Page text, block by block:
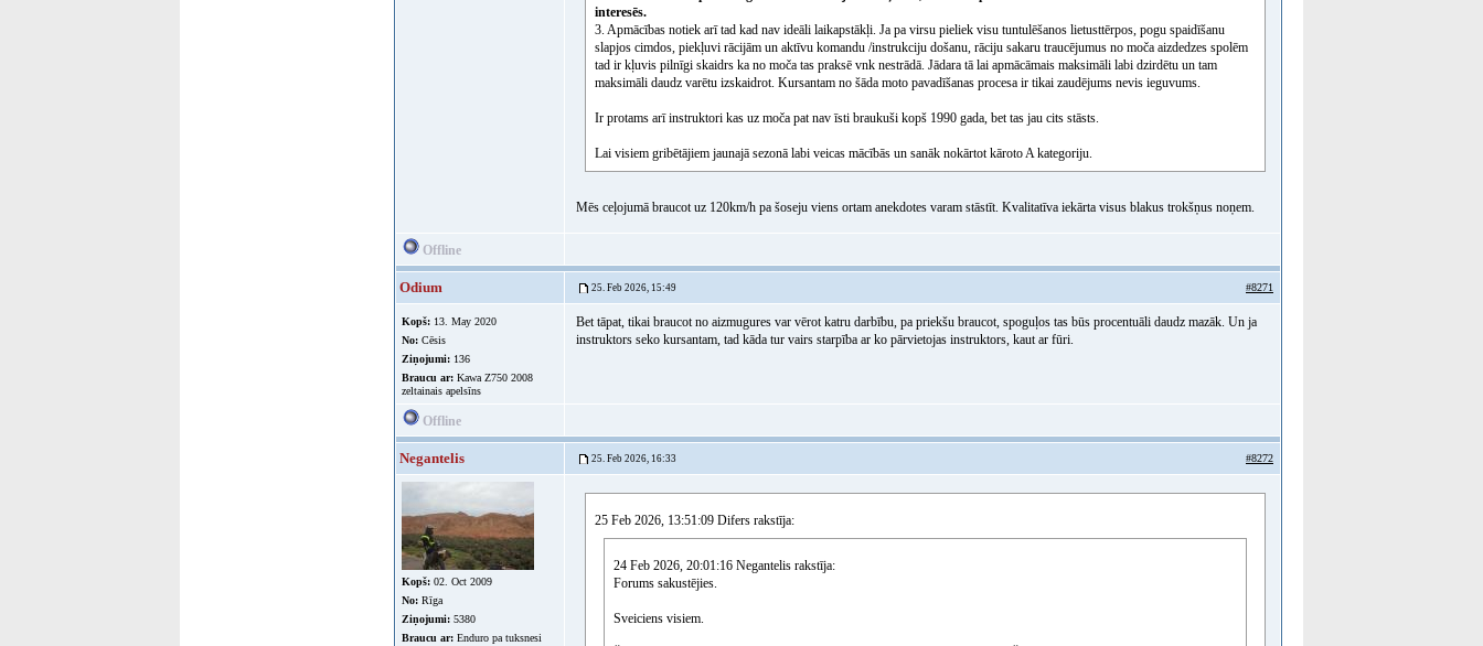
interesēs.
3. Apmācības notiek arī tad kad nav ideāli laikapstākļi. Ja pa virsu pieliek visu tuntulēšanos lietusttērpos, pogu spaidīšanu
slapjos cimdos, piekļuvi rācijām un aktīvu komandu /instrukciju došanu, rāciju sakaru traucējumus no moča aizdedzes spolēm
tad ir kļuvis pilnīgi skaidrs ka no moča tas praksē vnk nestrādā. Jādara tā lai apmācāmais maksimāli labi dzirdētu un tam
maksimāli daudz varētu izskaidrot. Kursantam no šāda moto pavadīšanas procesa ir tikai zaudējums nevis ieguvums.
Ir protams arī instruktori kas uz moča pat nav īsti braukuši kopš 1990 gada, bet tas jau cits stāsts.
Lai visiem gribētājiem jaunajā sezonā labi veicas mācībās un sanāk nokārtot kāroto A kategoriju.
Mēs ceļojumā braucot uz 120km/h pa šoseju viens ortam anekdotes varam stāstīt. Kvalitatīva iekārta visus blakus trokšņus noņem.
Offline
Odium 25. Feb 2026, 15:49 #8271
Kopš: 13. May 2020
No: Cēsis
Ziņojumi: 136
Braucu ar: Kawa Z750 2008
zeltainais apelsīns
Bet tāpat, tikai braucot no aizmugures var vērot katru darbību, pa priekšu braucot, spoguļos tas būs procentuāli daudz mazāk. Un ja
instruktors seko kursantam, tad kāda tur vairs starpība ar ko pārvietojas instruktors, kaut ar fūri.
Offline
Negantelis 25. Feb 2026, 16:33 #8272
Kopš: 02. Oct 2009
No: Rīga
Ziņojumi: 5380
Braucu ar: Enduro pa tuksnesi
25 Feb 2026, 13:51:09 Difers rakstīja:
24 Feb 2026, 20:01:16 Negantelis rakstīja:
Forums sakustējies.
Sveiciens visiem.